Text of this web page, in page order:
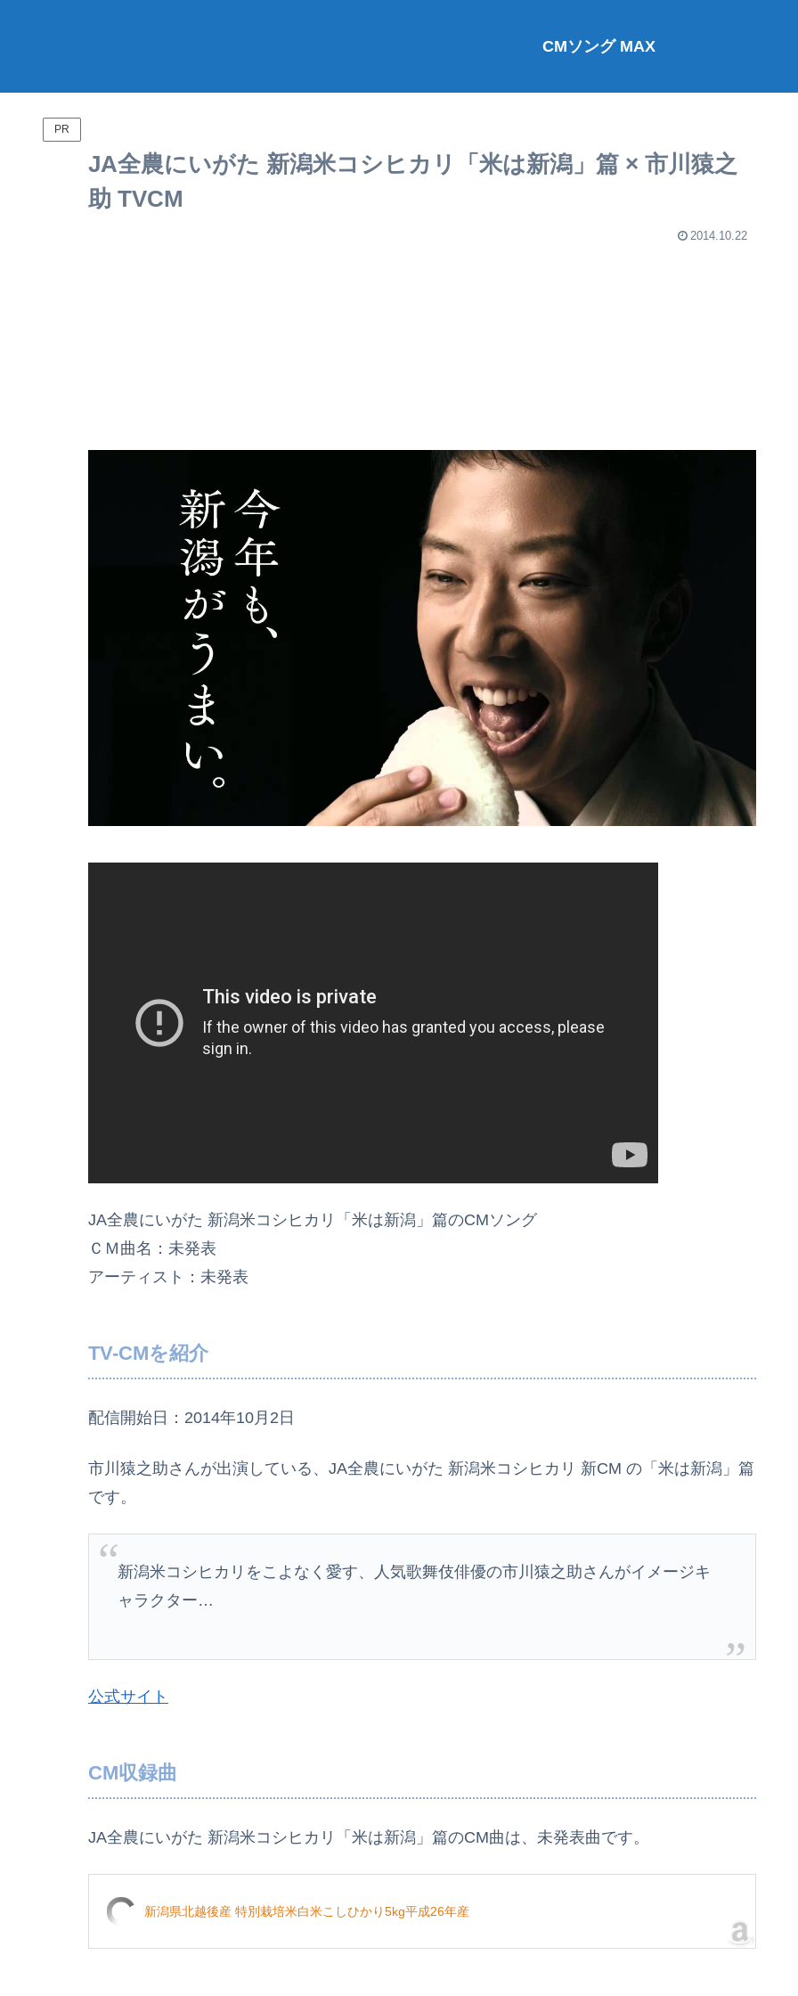
CMソング MAX
PR
JA全農にいがた 新潟米コシヒカリ「米は新潟」篇 × 市川猿之
助 TVCM
2014.10.22
JA全農にいがた 新潟米コシヒカリ「米は新潟」篇のCMソング
ＣＭ曲名：未発表
アーティスト：未発表
TV-CMを紹介
配信開始日：2014年10月2日
市川猿之助さんが出演している、JA全農にいがた 新潟米コシヒカリ 新CM の「米は新潟」篇
です。
新潟米コシヒカリをこよなく愛す、人気歌舞伎俳優の市川猿之助さんがイメージキ
ャラクター…
公式サイト
CM収録曲
JA全農にいがた 新潟米コシヒカリ「米は新潟」篇のCM曲は、未発表曲です。
新潟県北越後産 特別栽培米白米こしひかり5kg平成26年産